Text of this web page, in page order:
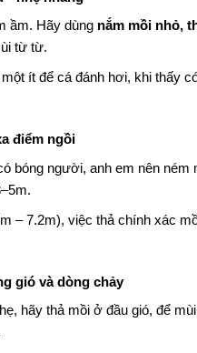
ầm. Hãy dùng nắm mồi nhỏ,
từ từ.
ít để cá đánh hơi, khi thấy
điểm ngồi
bóng người, anh em nên ném
– 7.2m), việc thả chính xác
gió và dòng chảy
hãy thả mồi ở đầu gió, để